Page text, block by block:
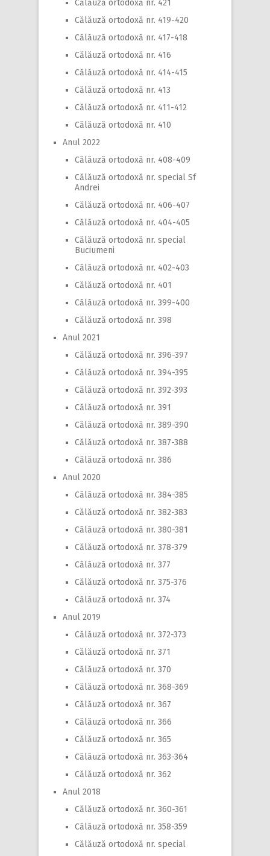
Călăuză ortodoxă nr. 421
Călăuză ortodoxă nr. 419-420
Călăuză ortodoxă nr. 417-418
Călăuză ortodoxă nr. 416
Călăuză ortodoxă nr. 414-415
Călăuză ortodoxă nr. 413
Călăuză ortodoxă nr. 411-412
Călăuză ortodoxă nr. 410
Anul 2022
Călăuză ortodoxă nr. 408-409
Călăuză ortodoxă nr. special Sf
Andrei
Călăuză ortodoxă nr. 406-407
Călăuză ortodoxă nr. 404-405
Călăuză ortodoxă nr. special
Buciumeni
Călăuză ortodoxă nr. 402-403
Călăuză ortodoxă nr. 401
Călăuză ortodoxă nr. 399-400
Călăuză ortodoxă nr. 398
Anul 2021
Călăuză ortodoxă nr. 396-397
Călăuză ortodoxă nr. 394-395
Călăuză ortodoxă nr. 392-393
Călăuză ortodoxă nr. 391
Călăuză ortodoxă nr. 389-390
Călăuză ortodoxă nr. 387-388
Călăuză ortodoxă nr. 386
Anul 2020
Călăuză ortodoxă nr. 384-385
Călăuză ortodoxă nr. 382-383
Călăuză ortodoxă nr. 380-381
Călăuză ortodoxă nr. 378-379
Călăuză ortodoxă nr. 377
Călăuză ortodoxă nr. 375-376
Călăuză ortodoxă nr. 374
Anul 2019
Călăuză ortodoxă nr. 372-373
Călăuză ortodoxă nr. 371
Călăuză ortodoxă nr. 370
Călăuză ortodoxă nr. 368-369
Călăuză ortodoxă nr. 367
Călăuză ortodoxă nr. 366
Călăuză ortodoxă nr. 365
Călăuză ortodoxă nr. 363-364
Călăuză ortodoxă nr. 362
Anul 2018
Călăuză ortodoxă nr. 360-361
Călăuză ortodoxă nr. 358-359
Călăuză ortodoxă nr. special